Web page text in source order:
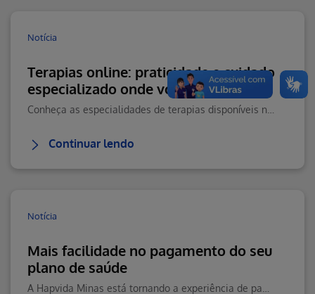
Notícia
Terapias online: praticidade e cuidado
especializado onde você estiver
Continuar lendo
Notícia
Mais facilidade no pagamento do seu
plano de saúde